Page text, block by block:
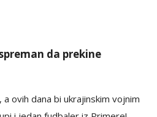
da prekine
ovih dana bi ukrajinskim vojnim